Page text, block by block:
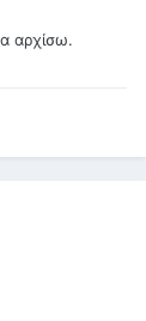
αρχίσω.